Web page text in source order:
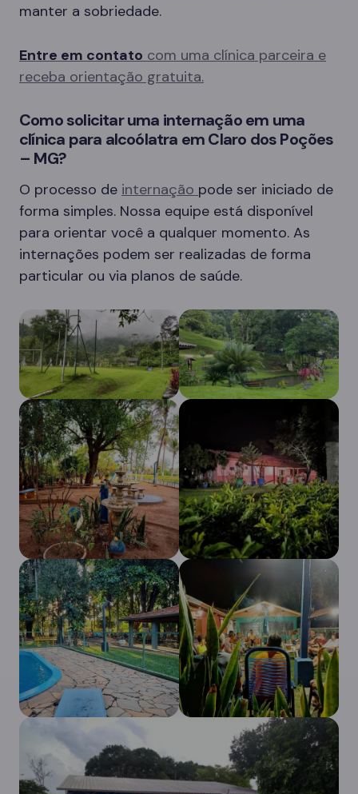
manter a sobriedade.
Entre em contato com uma clínica parceira e
receba orientação gratuita.
Como solicitar uma internação em uma
clínica para alcoólatra em Claro dos Poções
– MG?
O processo de internação pode ser iniciado de
forma simples. Nossa equipe está disponível
para orientar você a qualquer momento. As
internações podem ser realizadas de forma
particular ou via planos de saúde.